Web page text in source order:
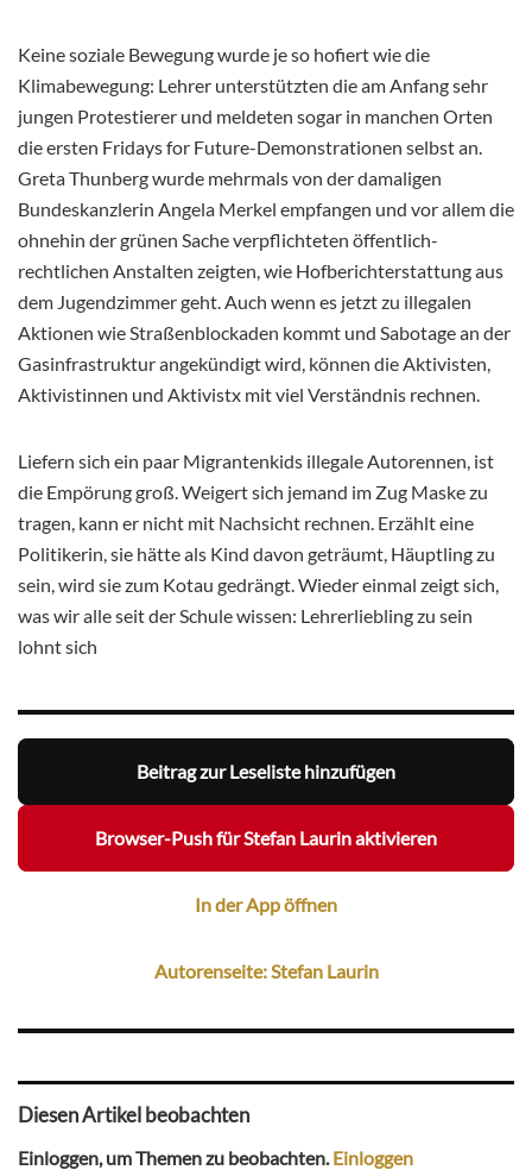
Keine soziale Bewegung wurde je so hofiert wie die
Klimabewegung: Lehrer unterstützten die am Anfang sehr
jungen Protestierer und meldeten sogar in manchen Orten
die ersten Fridays for Future-Demonstrationen selbst an.
Greta Thunberg wurde mehrmals von der damaligen
Bundeskanzlerin Angela Merkel empfangen und vor allem die
ohnehin der grünen Sache verpflichteten öffentlich-
rechtlichen Anstalten zeigten, wie Hofberichterstattung aus
dem Jugendzimmer geht. Auch wenn es jetzt zu illegalen
Aktionen wie Straßenblockaden kommt und Sabotage an der
Gasinfrastruktur angekündigt wird, können die Aktivisten,
Aktivistinnen und Aktivistx mit viel Verständnis rechnen.
Liefern sich ein paar Migrantenkids illegale Autorennen, ist
die Empörung groß. Weigert sich jemand im Zug Maske zu
tragen, kann er nicht mit Nachsicht rechnen. Erzählt eine
Politikerin, sie hätte als Kind davon geträumt, Häuptling zu
sein, wird sie zum Kotau gedrängt. Wieder einmal zeigt sich,
was wir alle seit der Schule wissen: Lehrerliebling zu sein
lohnt sich
Beitrag zur Leseliste hinzufügen
Browser-Push für Stefan Laurin aktivieren
In der App öffnen
Autorenseite: Stefan Laurin
Diesen Artikel beobachten
Einloggen, um Themen zu beobachten.Einloggen